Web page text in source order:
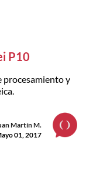
P10
procesamiento y
Martín M.
01, 2017